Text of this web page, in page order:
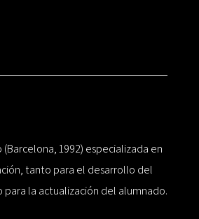
1992) especializada en
tanto para el desarrollo del
la actualización del alumnado.